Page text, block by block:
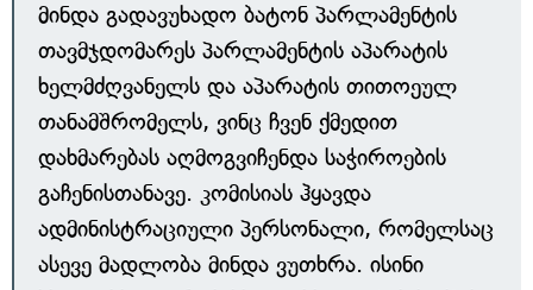
მინდა გადავუხადო ბატონ პარლამენტის
თავმჯდომარეს პარლამენტის აპარატის
ხელმძღვანელს და აპარატის თითოეულ
თანამშრომელს, ვინც ჩვენ ქმედით
დახმარებას აღმოგვიჩენდა საჭიროების
გაჩენისთანავე. კომისიას ჰყავდა
ადმინისტრაციული პერსონალი, რომელსაც
ასევე მადლობა მინდა ვუთხრა. ისინი